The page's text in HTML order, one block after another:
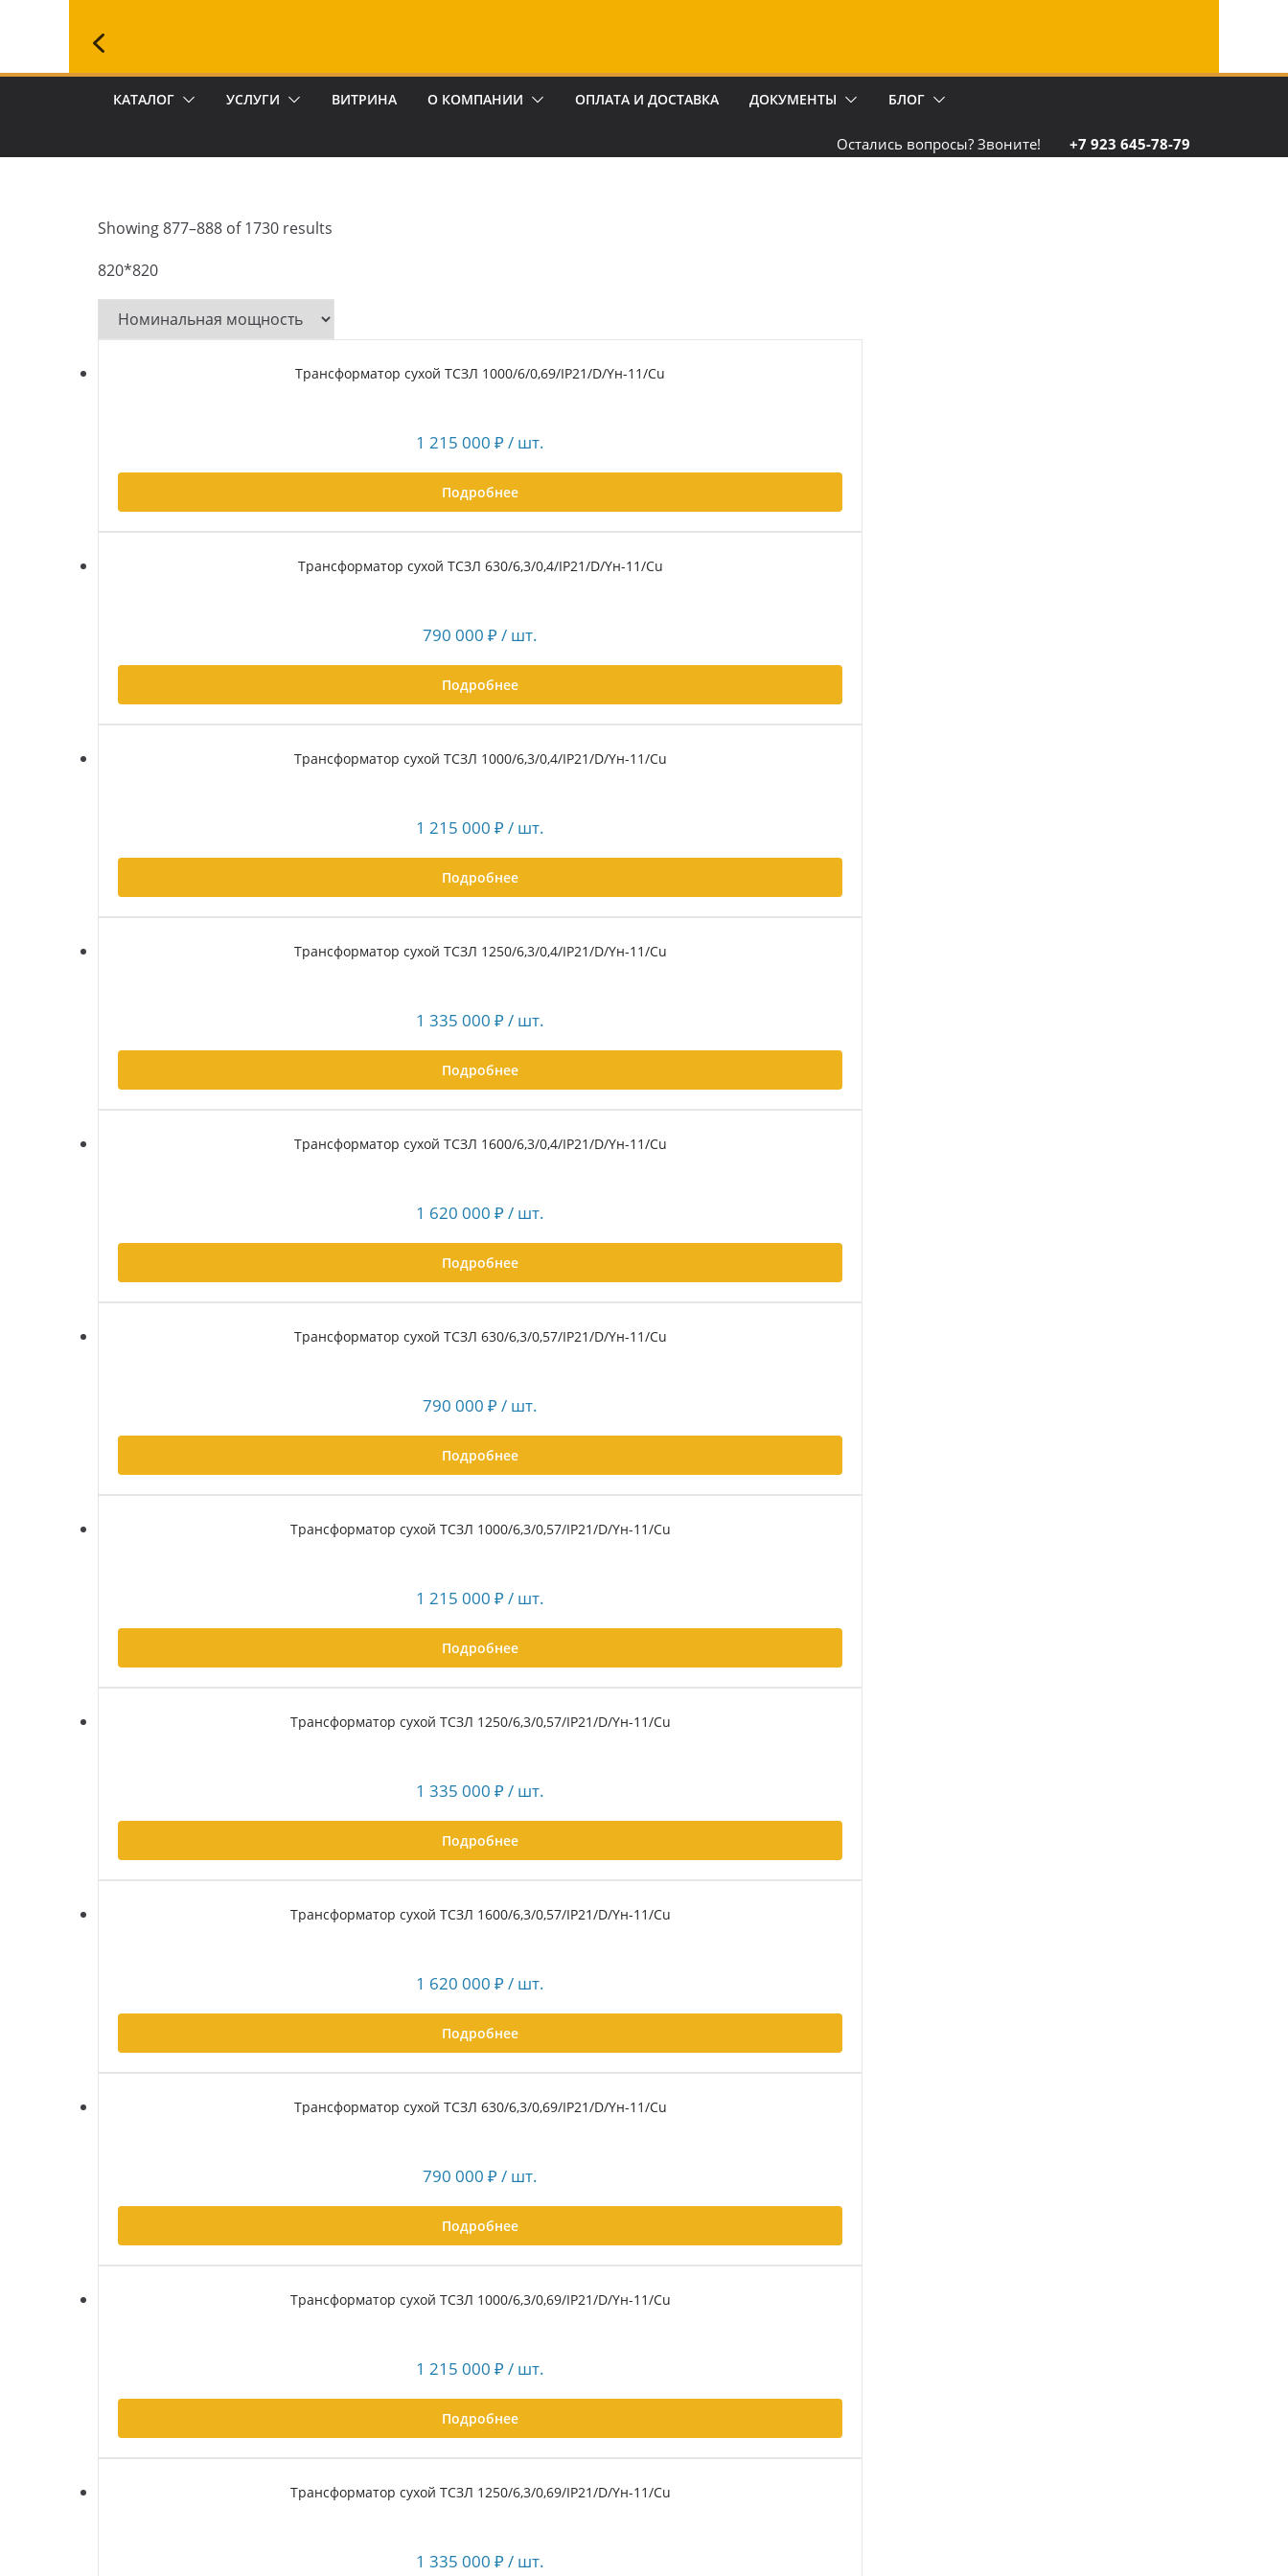
КАТАЛОГ УСЛУГИ ВИТРИНА О КОМПАНИИ ОПЛАТА И ДОСТАВКА ДОКУМЕНТЫ БЛОГ
Остались вопросы? Звоните! +7 923 645-78-79
Showing 877–888 of 1730 results
820*820
Трансформатор сухой ТСЗЛ 1000/6/0,69/IP21/D/Yн-11/Cu
1 215 000 ₽ / шт.
Подробнее
Трансформатор сухой ТСЗЛ 630/6,3/0,4/IP21/D/Yн-11/Cu
790 000 ₽ / шт.
Подробнее
Трансформатор сухой ТСЗЛ 1000/6,3/0,4/IP21/D/Yн-11/Cu
1 215 000 ₽ / шт.
Подробнее
Трансформатор сухой ТСЗЛ 1250/6,3/0,4/IP21/D/Yн-11/Cu
1 335 000 ₽ / шт.
Подробнее
Трансформатор сухой ТСЗЛ 1600/6,3/0,4/IP21/D/Yн-11/Cu
1 620 000 ₽ / шт.
Подробнее
Трансформатор сухой ТСЗЛ 630/6,3/0,57/IP21/D/Yн-11/Cu
790 000 ₽ / шт.
Подробнее
Трансформатор сухой ТСЗЛ 1000/6,3/0,57/IP21/D/Yн-11/Cu
1 215 000 ₽ / шт.
Подробнее
Трансформатор сухой ТСЗЛ 1250/6,3/0,57/IP21/D/Yн-11/Cu
1 335 000 ₽ / шт.
Подробнее
Трансформатор сухой ТСЗЛ 1600/6,3/0,57/IP21/D/Yн-11/Cu
1 620 000 ₽ / шт.
Подробнее
Трансформатор сухой ТСЗЛ 630/6,3/0,69/IP21/D/Yн-11/Cu
790 000 ₽ / шт.
Подробнее
Трансформатор сухой ТСЗЛ 1000/6,3/0,69/IP21/D/Yн-11/Cu
1 215 000 ₽ / шт.
Подробнее
Трансформатор сухой ТСЗЛ 1250/6,3/0,69/IP21/D/Yн-11/Cu
1 335 000 ₽ / шт.